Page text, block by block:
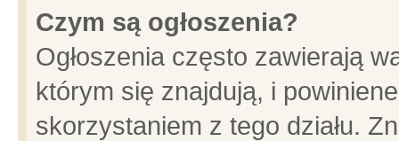
Czym są ogłoszenia?
Ogłoszenia często zawierają
którym się znajdują, i
skorzystaniem z tego działu.